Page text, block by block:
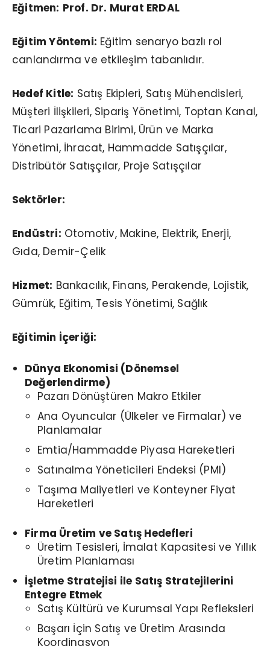
Eğitmen: Prof. Dr. Murat ERDAL
Eğitim Yöntemi: Eğitim senaryo bazlı rol
canlandırma ve etkileşim tabanlıdır.
Hedef Kitle: Satış Ekipleri, Satış Mühendisleri,
Müşteri İlişkileri, Sipariş Yönetimi, Toptan Kanal,
Ticari Pazarlama Birimi, Ürün ve Marka
Yönetimi, İhracat, Hammadde Satışçılar,
Distribütör Satışçılar, Proje Satışçılar
Sektörler:
Endüstri: Otomotiv, Makine, Elektrik, Enerji,
Gıda, Demir-Çelik
Hizmet: Bankacılık, Finans, Perakende, Lojistik,
Gümrük, Eğitim, Tesis Yönetimi, Sağlık
Eğitimin İçeriği:
Dünya Ekonomisi (Dönemsel
Değerlendirme)
Pazarı Dönüştüren Makro Etkiler
Ana Oyuncular (Ülkeler ve Firmalar) ve
Planlamalar
Emtia/Hammadde Piyasa Hareketleri
Satınalma Yöneticileri Endeksi (PMI)
Taşıma Maliyetleri ve Konteyner Fiyat
Hareketleri
Firma Üretim ve Satış Hedefleri
Üretim Tesisleri, İmalat Kapasitesi ve Yıllık
Üretim Planlaması
İşletme Stratejisi ile Satış Stratejilerini
Entegre Etmek
Satış Kültürü ve Kurumsal Yapı Refleksleri
Başarı İçin Satış ve Üretim Arasında
Koordinasyon